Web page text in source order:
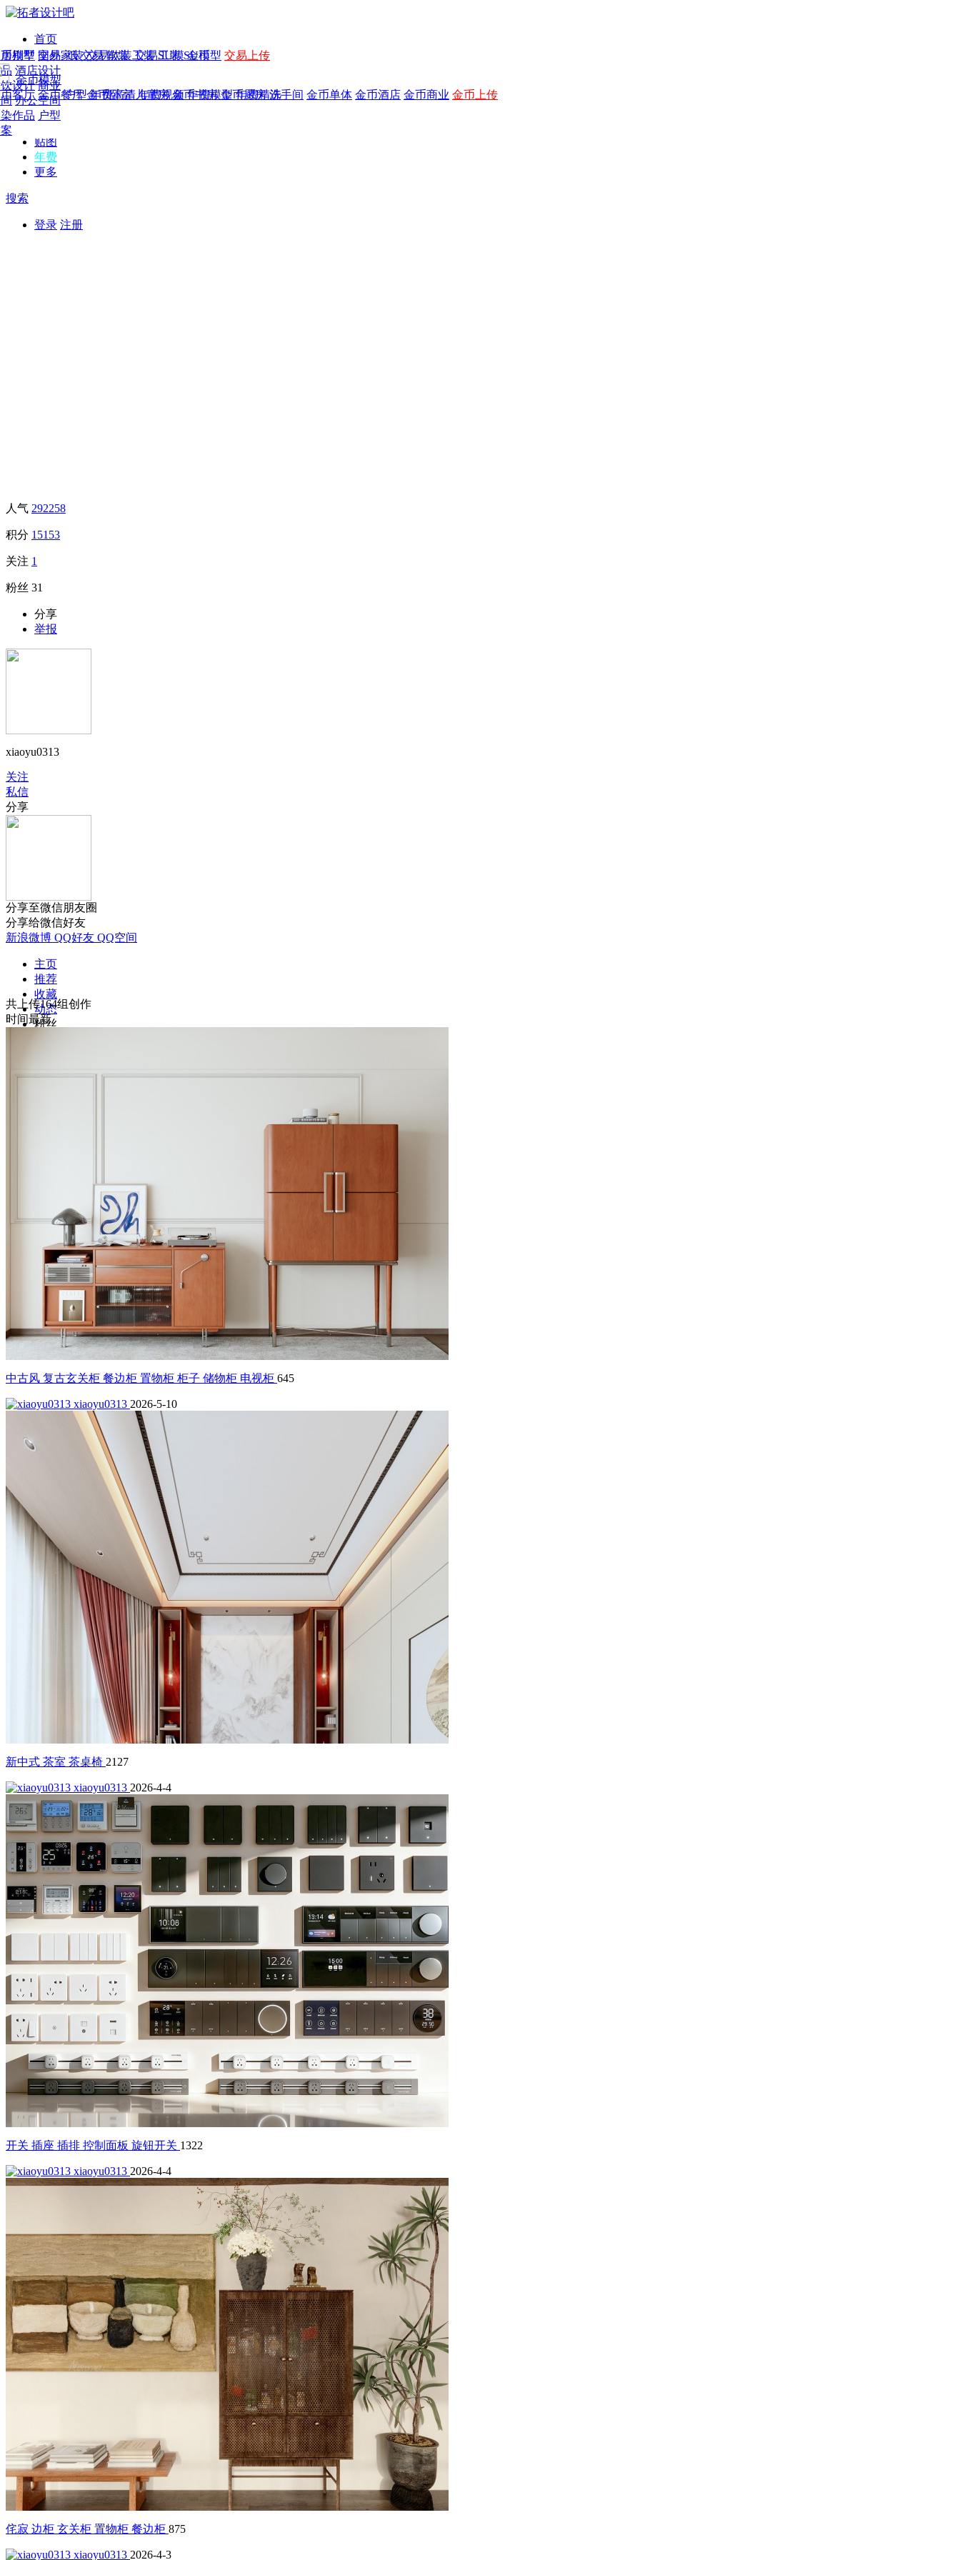
首页
发现
年费 作品 图纸 交易 软装 工装 SU模 金币
年费版块
费图纸 年费户型 年费高清 年费视频 年费模型 年费精选
作品
别墅 国外
酒店设计
设计 商业
办公空间
作品 户型
模型
模型 交易家装 交易软装 交易工装 SU模型 交易上传
金币模型
客厅 金币餐厅 金币卧室 儿童房 金币书房 金币厨房 洗手间 金币单体 金币酒店 金币商业 金币上传
CAD
概念
贴图
年费
更多
搜索
登录 注册
人气 292258
积分 15153
关注 1
粉丝 31
分享
举报
xiaoyu0313
关注
私信
分享
分享至微信朋友圈
分享给微信好友
新浪微博 QQ好友 QQ空间
主页
推荐
收藏
动态
粉丝
共上传164组创作
时间最新
中古风 复古玄关柜 餐边柜 置物柜 柜子 储物柜 电视柜 645
xiaoyu0313 2026-5-10
新中式 茶室 茶桌椅 2127
xiaoyu0313 2026-4-4
开关 插座 插排 控制面板 旋钮开关 1322
xiaoyu0313 2026-4-4
侘寂 边柜 玄关柜 置物柜 餐边柜 875
xiaoyu0313 2026-4-3